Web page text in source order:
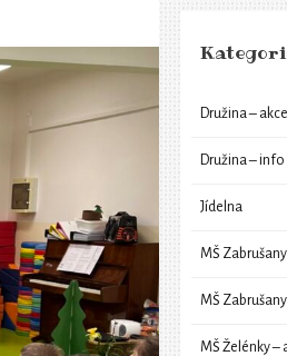
Družina – akce
Družina – info
Jídelna
MŠ
MŠ
MŠ Želénky –